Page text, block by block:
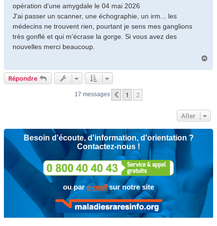
g
e
opération d'une amygdale le 04 mai 2026
J'ai passer un scanner, une échographie, un irm... les
médecins ne trouvent rien, pourtant je sens mes ganglions
très gonflé et qui m'écrase la gorge. Si vous avez des
nouvelles merci beaucoup.
Répondre
17 messages Précédent
1 2
Aller
Besoin d'écoute, d'information, d'orientation ?
Contactez-nous !
ou pare-mailsur notre site